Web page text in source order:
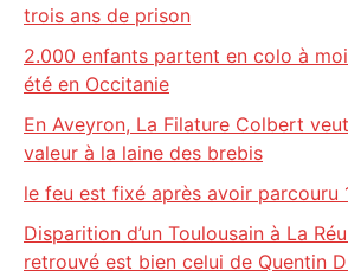
trois ans de prison
2.000 enfants partent en colo à
été en Occitanie
En Aveyron, La Filature Colbert
valeur à la laine des brebis
le feu est fixé après avoir parcouru
Disparition d’un Toulousain à La
retrouvé est bien celui de Quentin